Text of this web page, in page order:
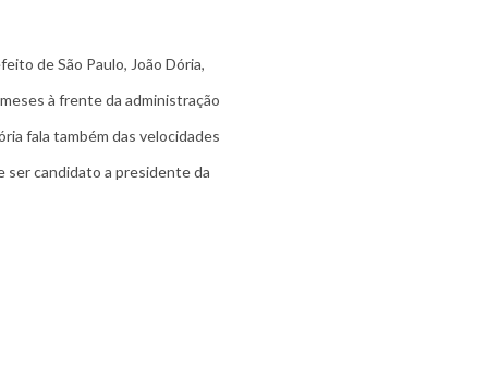
de São Paulo, João Dória,
à frente da administração
fala também das velocidades
ser candidato a presidente da